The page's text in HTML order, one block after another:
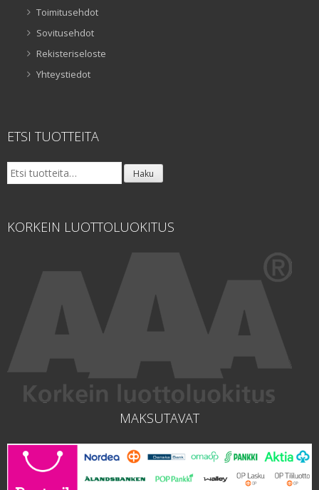
Toimitusehdot
Sovitusehdot
Rekisteriseloste
Yhteystiedot
ETSI TUOTTEITA
Etsi: Haku
KORKEIN LUOTTOLUOKITUS
MAKSUTAVAT